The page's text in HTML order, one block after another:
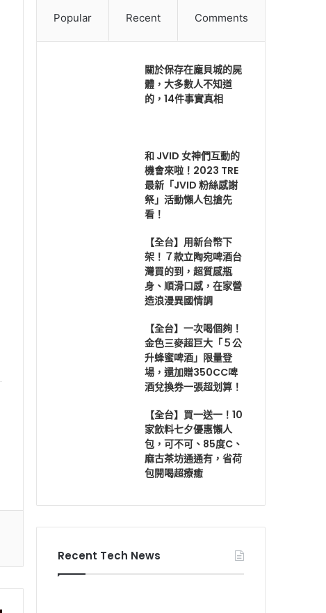
Popular Recent Comments
關於保存在龐貝城的屍
體，大多數人不知道
的，14件事實真相
和 JVID 女神們互動的
機會來啦！2023 TRE
最新「JVID 粉絲感謝
祭」活動懶人包搶先
看！
【全台】用新台幣下
架！７款立陶宛啤酒台
灣買的到，超質感瓶
身、順滑口感，在家營
造浪漫異國情調
【全台】一次喝個夠！
金色三麥超巨大「５公
升蜂蜜啤酒」限量登
場，還加贈350CC啤
酒兌換券一張超划算！
【全台】買一送一！10
家飲料七夕優惠懶人
包，可不可、85度C、
麻古茶坊通通有，省荷
包開喝超療癒
Recent Tech News